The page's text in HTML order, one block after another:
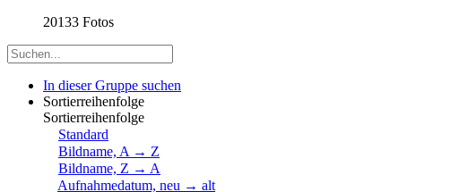
20133 Fotos
In dieser Gruppe suchen
Sortierreihenfolge
Sortierreihenfolge
Standard
Bildname, A → Z
Bildname, Z → A
Aufnahmedatum, neu → alt